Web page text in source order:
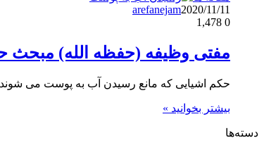
arefanejam2020/11/11
0
مفتی وظیفه (حفظه الله) مبحث
حکم اشیایی که مانع رسیدن آب به پوست می
بیشتر بخوانید »
دسته‌ها